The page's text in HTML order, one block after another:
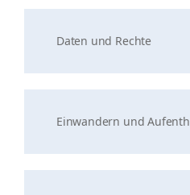
Daten und Rechte
Einwandern und